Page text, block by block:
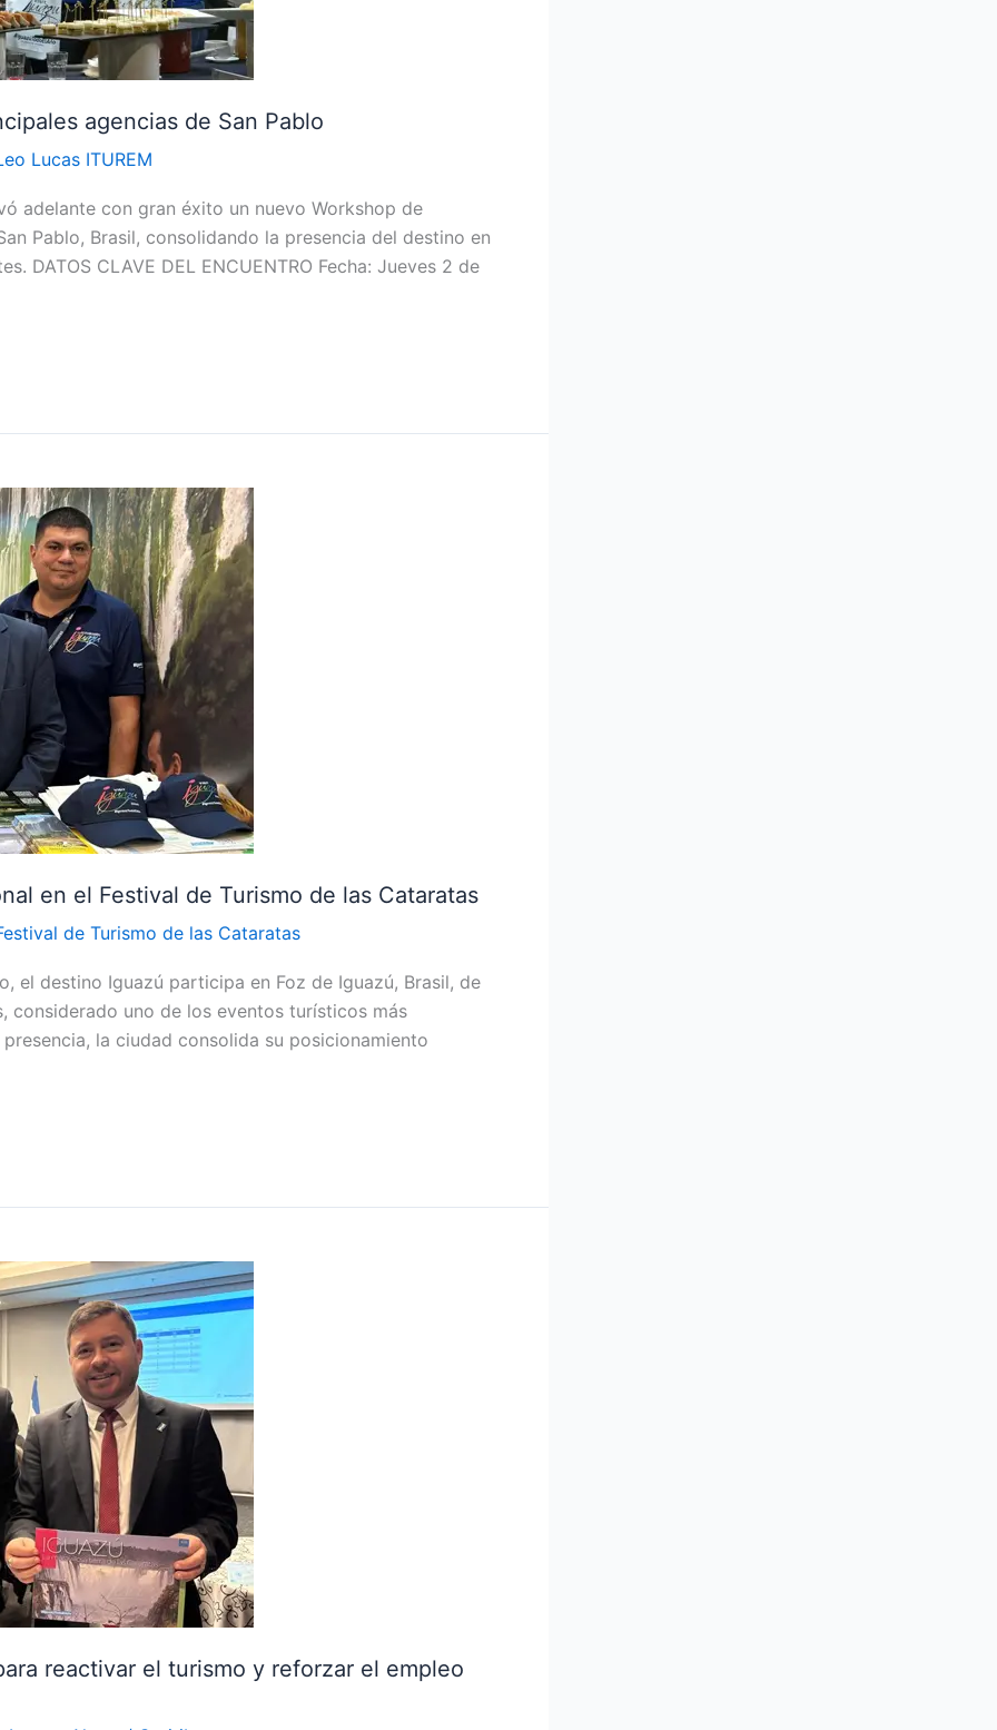
agencias de San Pablo
Lucas ITUREM
adelante con gran éxito un nuevo Workshop de
Pablo, Brasil, consolidando la presencia del destino en
DATOS CLAVE DEL ENCUENTRO Fecha: Jueves 2 de
en el Festival de Turismo de las Cataratas
de Turismo de las Cataratas
el destino Iguazú participa en Foz de Iguazú, Brasil, de
considerado uno de los eventos turísticos más
la ciudad consolida su posicionamiento
reactivar el turismo y reforzar el empleo